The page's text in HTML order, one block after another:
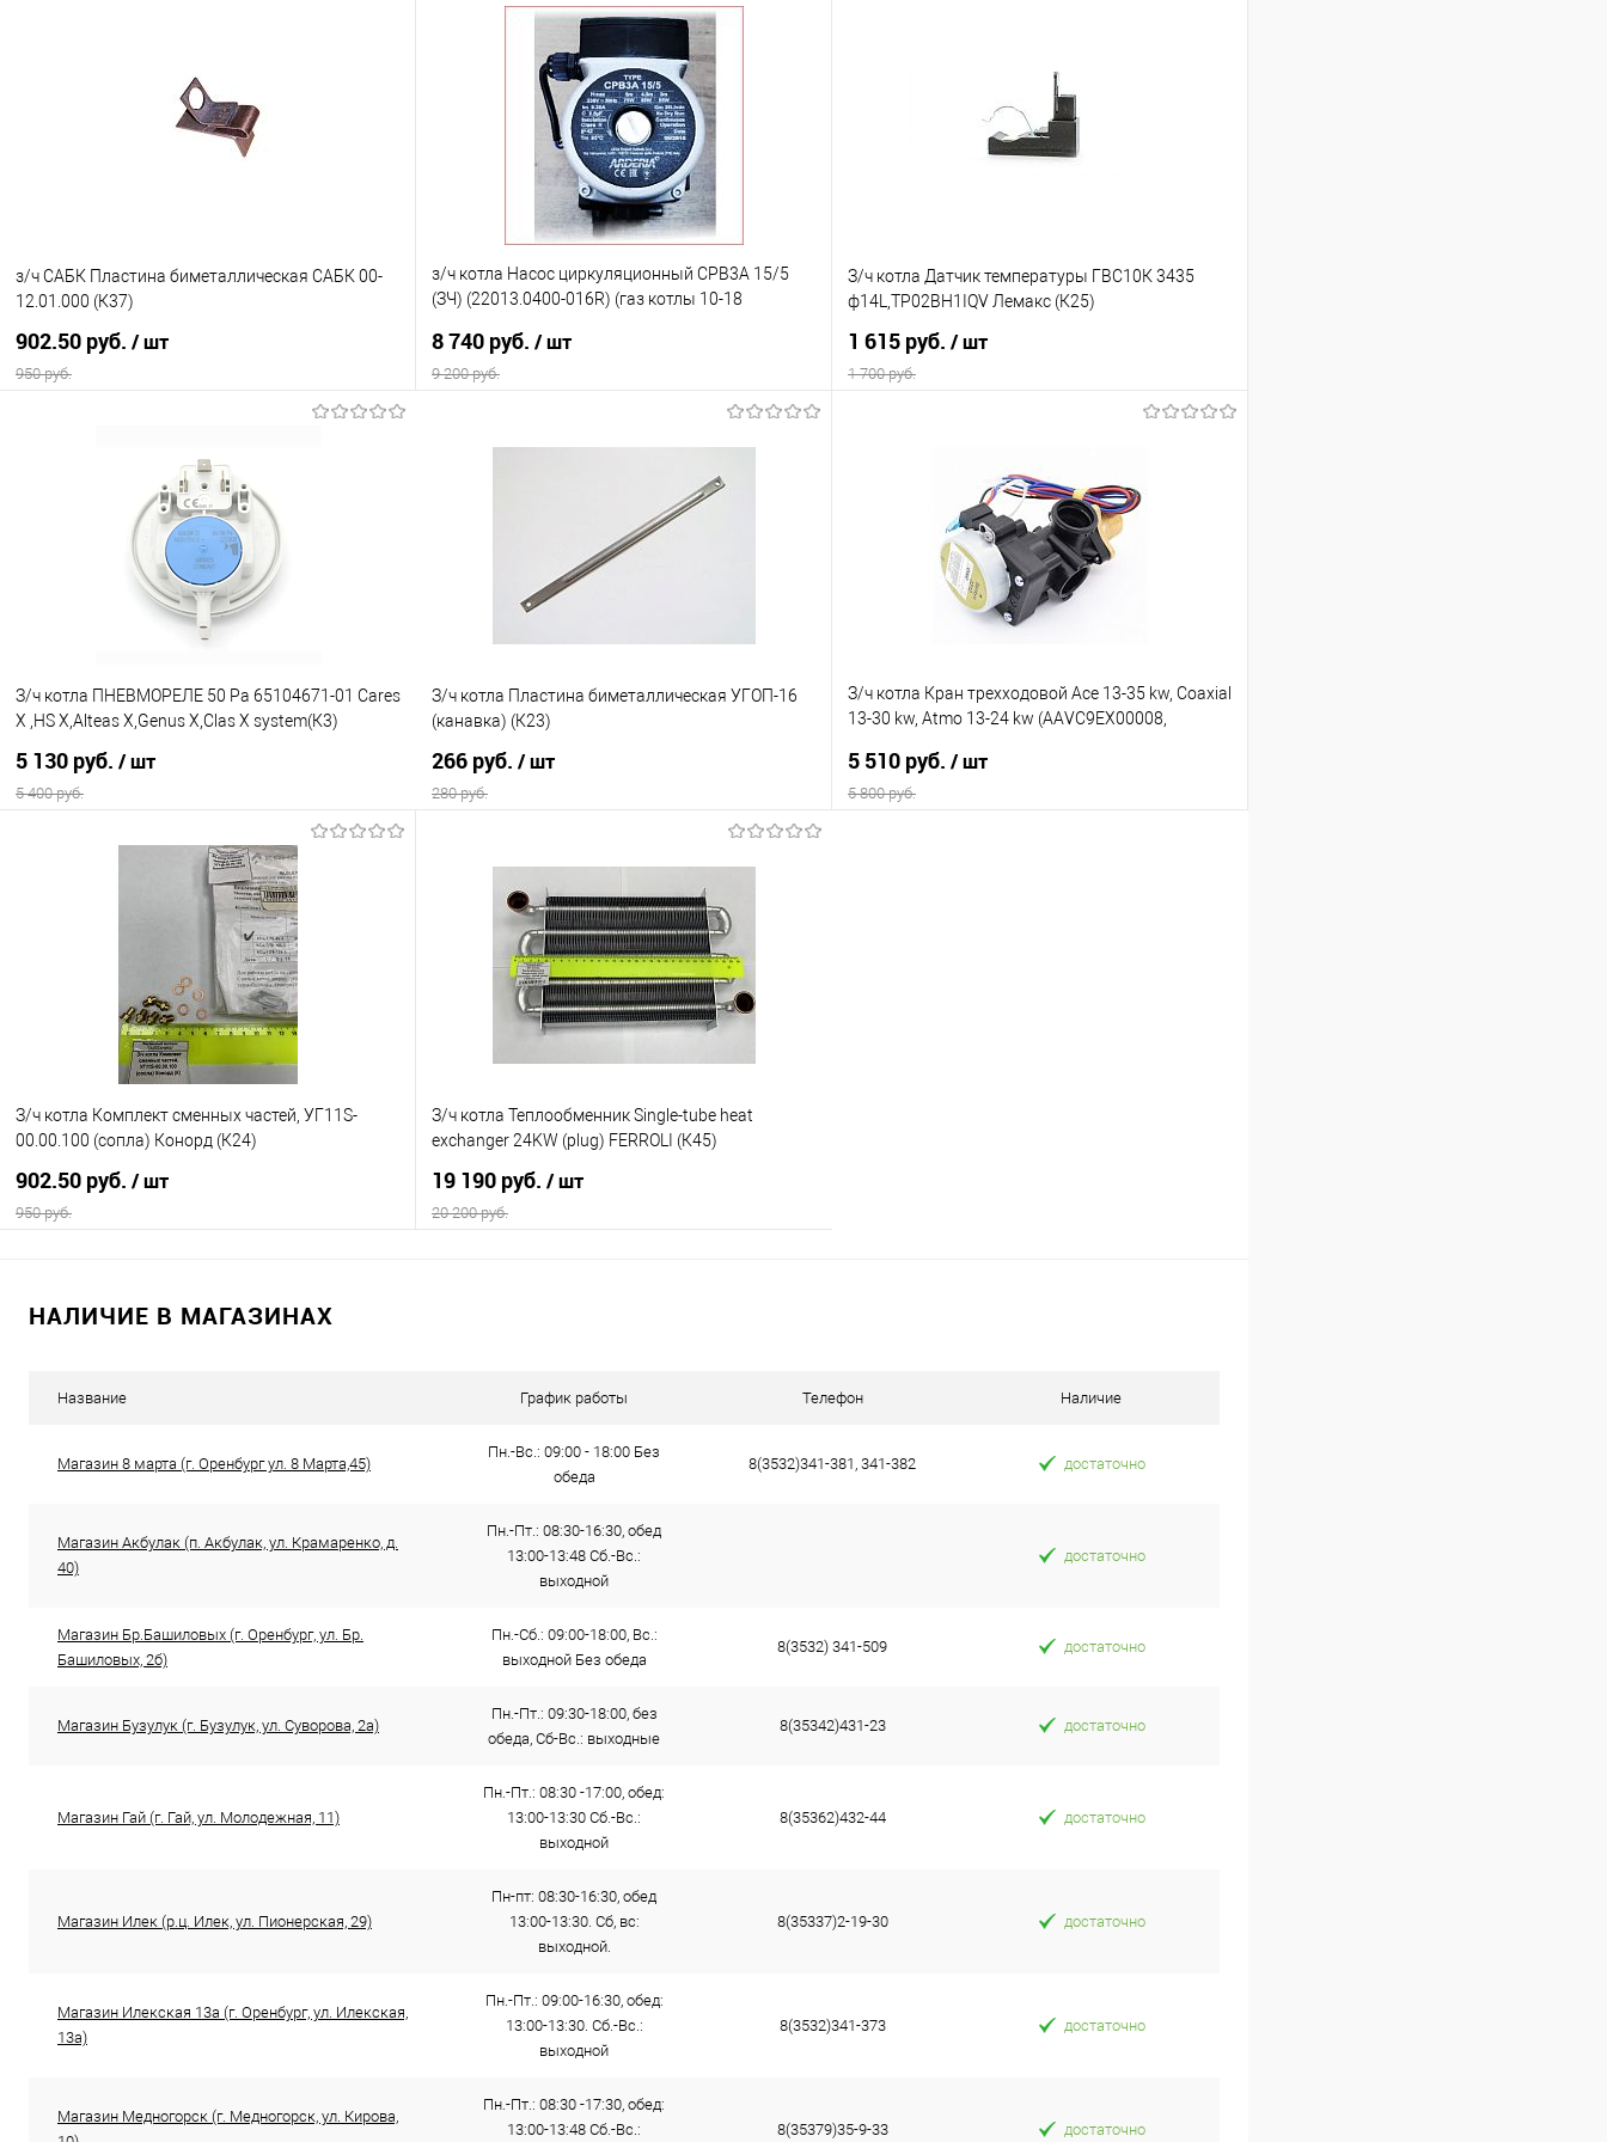
з/ч САБК Пластина биметаллическая САБК 00-
12.01.000 (К37)
902.50 руб. / шт
950 руб.
Купить в 1 клик
Сравнение
В наличии
з/ч котла Насос циркуляционный CPB3A 15/5
(ЗЧ) (22013.0400-016R) (газ котлы 10-18
8 740 руб. / шт
9 200 руб.
Сравнение
З/ч котла Датчик температуры ГВС10К 3435
ф14L,TP02BH1IQV Лемакс (К25)
1 615 руб. / шт
1 700 руб.
Купить в 1 клик
Сравнение
В избранное
В наличии
З/ч котла ПНЕВМОРЕЛЕ 50 Pa 65104671-01 Cares
X ,HS X,Alteas X,Genus X,Clas X system(К3)
5 130 руб. / шт
5 400 руб.
В корзину
Сравнение
В наличии
З/ч котла Пластина биметаллическая УГОП-16
(канавка) (К23)
266 руб. / шт
280 руб.
Купить в 1 клик
Сравнение
В избранное
В наличии
З/ч котла Кран трехходовой Асе 13-35 kw, Coaxial
13-30 kw, Atmo 13-24 kw (ААVC9EX00008,
5 510 руб. / шт
5 800 руб.
З/ч котла Комплект сменных частей, УГ11S-
00.00.100 (сопла) Конорд (К24)
902.50 руб. / шт
950 руб.
З/ч котла Теплообменник Single-tube heat
exchanger 24KW (plug) FERROLI (К45)
19 190 руб. / шт
20 200 руб.
НАЛИЧИЕ В МАГАЗИНАХ
Название График работы Телефон Наличие
Магазин 8 марта (г. Оренбург ул. 8 Марта,45)
Пн.-Вс.: 09:00 - 18:00 Без
обеда
8(3532)341-381, 341-382 достаточно
Магазин Акбулак (п. Акбулак, ул. Крамаренко, д.
40)
Пн.-Пт.: 08:30-16:30, обед
13:00-13:48 Сб.-Вс.:
выходной
достаточно
Магазин Бр.Башиловых (г. Оренбург, ул. Бр.
Башиловых, 2б)
Пн.-Сб.: 09:00-18:00, Вс.:
выходной Без обеда
8(3532) 341-509 достаточно
Магазин Бузулук (г. Бузулук, ул. Суворова, 2а)
Пн.-Пт.: 09:30-18:00, без
обеда, Сб-Вс.: выходные
8(35342)431-23 достаточно
Магазин Гай (г. Гай, ул. Молодежная, 11)
Пн.-Пт.: 08:30 -17:00, обед:
13:00-13:30 Сб.-Вс.:
выходной
8(35362)432-44 достаточно
Магазин Илек (р.ц. Илек, ул. Пионерская, 29)
Пн-пт: 08:30-16:30, обед
13:00-13:30. Сб, вс:
выходной.
8(35337)2-19-30 достаточно
Магазин Илекская 13а (г. Оренбург, ул. Илекская,
13а)
Пн.-Пт.: 09:00-16:30, обед:
13:00-13:30. Сб.-Вс.:
выходной
8(3532)341-373 достаточно
Магазин Медногорск (г. Медногорск, ул. Кирова,
Пн.-Пт.: 08:30 -17:30, обед:
13:00-13:48 Сб.-Вс.:
8(35379)35-9-33 достаточно